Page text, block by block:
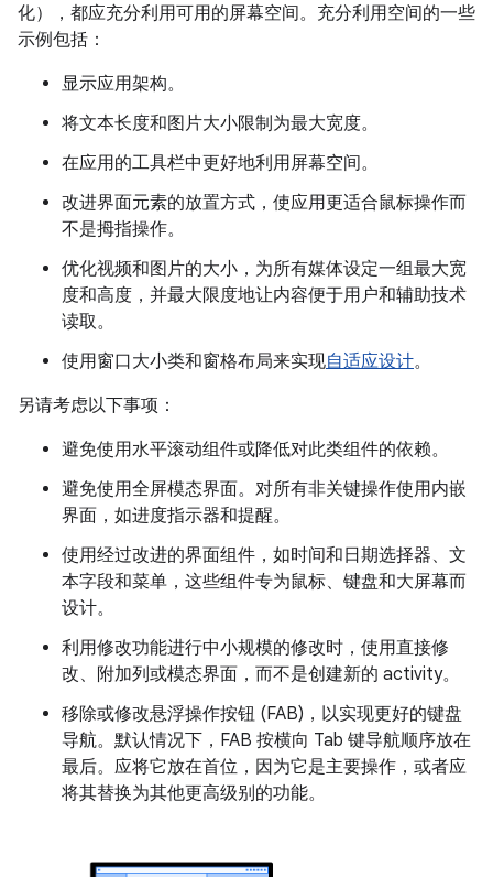
化），都应充分利用可用的屏幕空间。充分利用空间的一些
示例包括：
显示应用架构。
将文本长度和图片大小限制为最大宽度。
在应用的工具栏中更好地利用屏幕空间。
改进界面元素的放置方式，使应用更适合鼠标操作而
不是拇指操作。
优化视频和图片的大小，为所有媒体设定一组最大宽
度和高度，并最大限度地让内容便于用户和辅助技术
读取。
使用窗口大小类和窗格布局来实现自适应设计。
另请考虑以下事项：
避免使用水平滚动组件或降低对此类组件的依赖。
避免使用全屏模态界面。对所有非关键操作使用内嵌
界面，如进度指示器和提醒。
使用经过改进的界面组件，如时间和日期选择器、文
本字段和菜单，这些组件专为鼠标、键盘和大屏幕而
设计。
利用修改功能进行中小规模的修改时，使用直接修
改、附加列或模态界面，而不是创建新的 activity。
移除或修改悬浮操作按钮 (FAB)，以实现更好的键盘
导航。默认情况下，FAB 按横向 Tab 键导航顺序放在
最后。应将它放在首位，因为它是主要操作，或者应
将其替换为其他更高级别的功能。